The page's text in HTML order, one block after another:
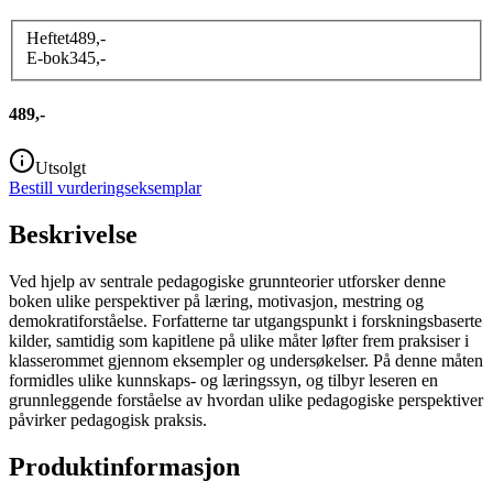
Heftet489,-
E-bok345,-
489,-
Utsolgt
Bestill vurderingseksemplar
Beskrivelse
Ved hjelp av sentrale pedagogiske grunnteorier utforsker denne
boken ulike perspektiver på læring, motivasjon, mestring og
demokratiforståelse. Forfatterne tar utgangspunkt i forskningsbaserte
kilder, samtidig som kapitlene på ulike måter løfter frem praksiser i
klasserommet gjennom eksempler og undersøkelser. På denne måten
formidles ulike kunnskaps- og læringssyn, og tilbyr leseren en
grunnleggende forståelse av hvordan ulike pedagogiske perspektiver
påvirker pedagogisk praksis.
Produktinformasjon